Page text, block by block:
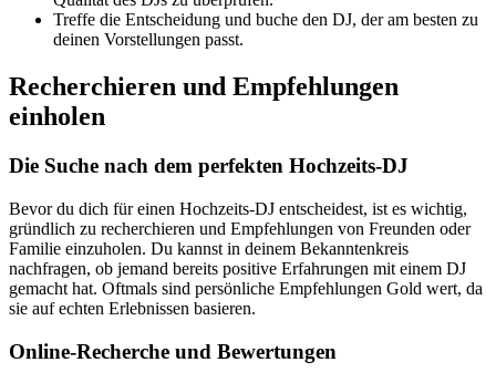
Treffe die Entscheidung und buche den DJ, der am besten zu
deinen Vorstellungen passt.
Recherchieren und Empfehlungen
einholen
Die Suche nach dem perfekten Hochzeits-DJ
Bevor du dich für einen Hochzeits-DJ entscheidest, ist es wichtig,
gründlich zu recherchieren und Empfehlungen von Freunden oder
Familie einzuholen. Du kannst in deinem Bekanntenkreis
nachfragen, ob jemand bereits positive Erfahrungen mit einem DJ
gemacht hat. Oftmals sind persönliche Empfehlungen Gold wert, da
sie auf echten Erlebnissen basieren.
Online-Recherche und Bewertungen